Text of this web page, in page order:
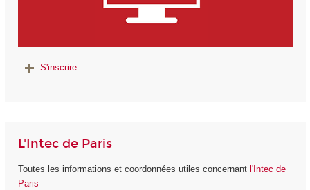
S'inscrire
L'Intec de Paris
Toutes les informations et coordonnées utiles concernant l'Intec de
Paris